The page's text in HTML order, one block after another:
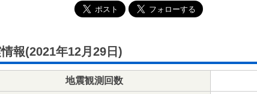
報(2021年12月29日)
地震観測回数